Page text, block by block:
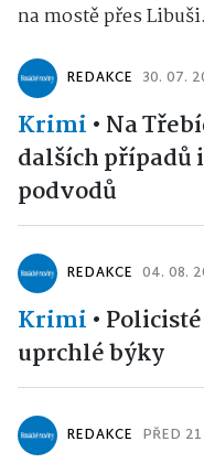
na mostě přes
REDAKCE 30. 07.
Krimi • Na
dalších
podvodů
REDAKCE 04. 08.
Krimi •
uprchlé býky
REDAKCE PŘED